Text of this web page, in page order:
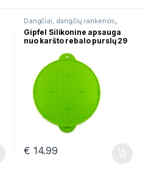
Dangčiai, dangčių rankenos,
Įrankiai
Gipfel Silikonine apsauga
nuo karšto rebalo purslų 29
€ 14.99